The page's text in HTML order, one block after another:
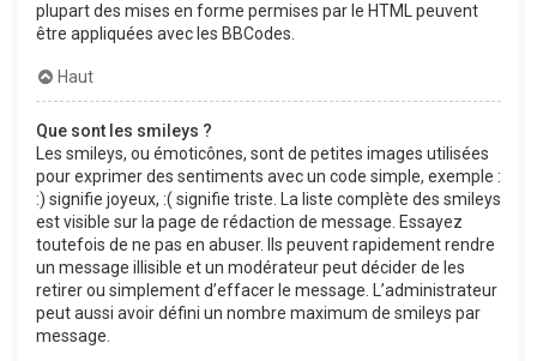
plupart des mises en forme permises par le HTML peuvent
être appliquées avec les BBCodes.
Haut
Que sont les smileys ?
Les smileys, ou émoticônes, sont de petites images utilisées
pour exprimer des sentiments avec un code simple, exemple :
:) signifie joyeux, :( signifie triste. La liste complète des smileys
est visible sur la page de rédaction de message. Essayez
toutefois de ne pas en abuser. Ils peuvent rapidement rendre
un message illisible et un modérateur peut décider de les
retirer ou simplement d’effacer le message. L’administrateur
peut aussi avoir défini un nombre maximum de smileys par
message.